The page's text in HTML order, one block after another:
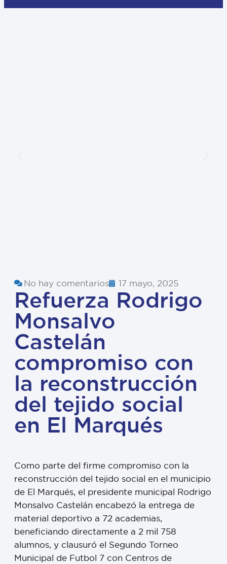
No hay comentarios 17 mayo, 2025
Refuerza Rodrigo
Monsalvo
Castelán
compromiso con
la reconstrucción
del tejido social
en El Marqués
Como parte del firme compromiso con la
reconstrucción del tejido social en el municipio
de El Marqués, el presidente municipal Rodrigo
Monsalvo Castelán encabezó la entrega de
material deportivo a 72 academias,
beneficiando directamente a 2 mil 758
alumnos, y clausuró el Segundo Torneo
Municipal de Futbol 7 con Centros de